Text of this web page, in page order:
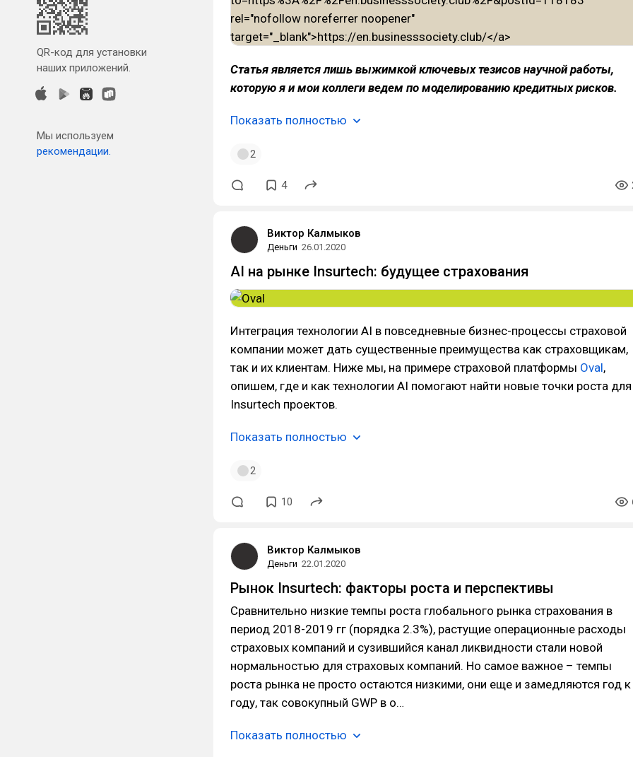
QR-код для установки
наших приложений.
Мы используем
рекомендации.
Статья является лишь выжимкой ключевых тезисов научной работы,
которую я и мои коллеги ведем по моделированию кредитных рисков.
Показать полностью
2
4
Виктор Калмыков
Деньги 26.01.2020
AI на рынке Insurtech: будущее страхования
Интеграция технологии AI в повседневные бизнес-процессы страховой
компании может дать существенные преимущества как страховщикам,
так и их клиентам. Ниже мы, на примере страховой платформы Oval,
опишем, где и как технологии AI помогают найти новые точки роста для
Insurtech проектов.
Показать полностью
2
10
Виктор Калмыков
Деньги 22.01.2020
Рынок Insurtech: факторы роста и перспективы
Сравнительно низкие темпы роста глобального рынка страхования в
период 2018-2019 гг (порядка 2.3%), растущие операционные расходы
страховых компаний и сузившийся канал ликвидности стали новой
нормальностью для страховых компаний. Но самое важное – темпы
роста рынка не просто остаются низкими, они еще и замедляются год к
году, так совокупный GWP в о…
Показать полностью